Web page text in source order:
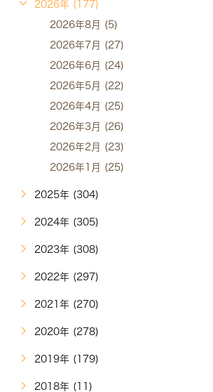
2026年 (177)
2026年8月 (5)
2026年7月 (27)
2026年6月 (24)
2026年5月 (22)
2026年4月 (25)
2026年3月 (26)
2026年2月 (23)
2026年1月 (25)
2025年 (304)
2024年 (305)
2023年 (308)
2022年 (297)
2021年 (270)
2020年 (278)
2019年 (179)
2018年 (11)